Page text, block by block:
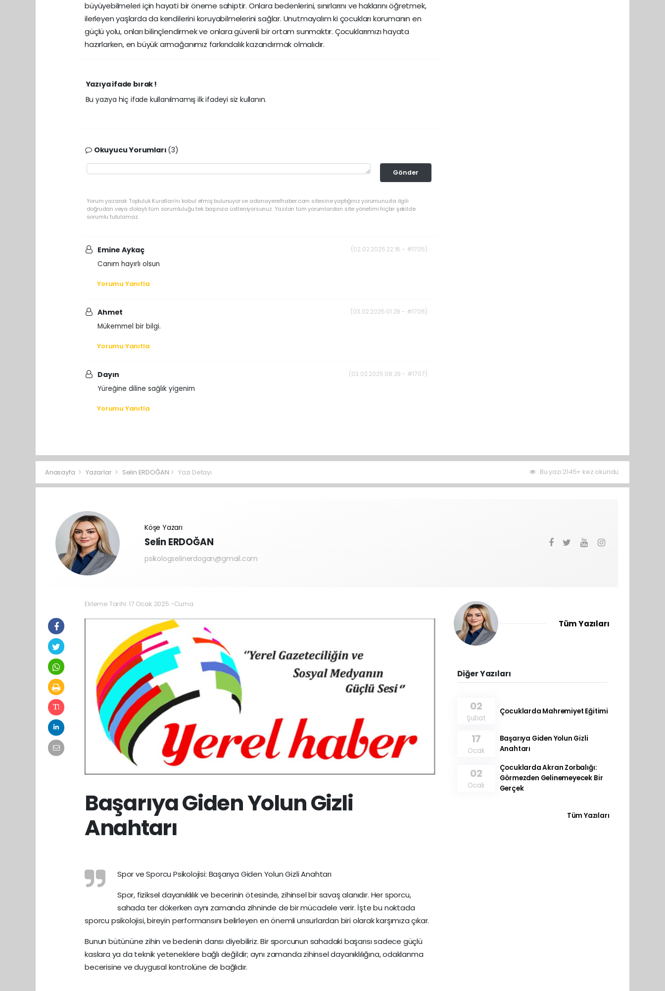
büyüyebilmeleri için hayati bir öneme sahiptir. Onlara bedenlerini, sınırlarını ve haklarını öğretmek,
ilerleyen yaşlarda da kendilerini koruyabilmelerini sağlar. Unutmayalım ki çocukları korumanın en
güçlü yolu, onları bilinçlendirmek ve onlara güvenli bir ortam sunmaktır. Çocuklarımızı hayata
hazırlarken, en büyük armağanımız farkındalık kazandırmak olmalıdır.
Yazıya ifade bırak !
Bu yazıya hiç ifade kullanılmamış ilk ifadeyi siz kullanın.
Okuyucu Yorumları (3)
Gönder
Yorum yazarak Topluluk Kuralları’nı kabul etmiş bulunuyor ve adanayerelhaber.com sitesine yaptığınız yorumunuzla ilgili
doğrudan veya dolaylı tüm sorumluluğu tek başınıza üstleniyorsunuz. Yazılan tüm yorumlardan site yönetimi hiçbir şekilde
sorumlu tutulamaz.
Emine Aykaç (02.02.2025 22:16 - #1705)
Canım hayırlı olsun
Yorumu Yanıtla
Ahmet (03.02.2025 01:29 - #1706)
Mükemmel bir bilgi.
Yorumu Yanıtla
Dayın (03.02.2025 08:29 - #1707)
Yüreğine diline sağlık yigenim
Yorumu Yanıtla
Anasayfa Yazarlar Selin ERDOĞAN Yazı Detayı Bu yazı 2145+ kez okundu.
Köşe Yazarı
Selin ERDOĞAN
psikologselinerdogan@gmail.com
Ekleme Tarihi: 17 Ocak 2025 -Cuma
Başarıya Giden Yolun Gizli
Anahtarı
Spor ve Sporcu Psikolojisi: Başarıya Giden Yolun Gizli Anahtarı
Spor, fiziksel dayanıklılık ve becerinin ötesinde, zihinsel bir savaş alanıdır. Her sporcu,
sahada ter dökerken aynı zamanda zihninde de bir mücadele verir. İşte bu noktada
sporcu psikolojisi, bireyin performansını belirleyen en önemli unsurlardan biri olarak karşımıza çıkar.
Bunun bütününe zihin ve bedenin dansı diyebiliriz. Bir sporcunun sahadaki başarısı sadece güçlü
kaslara ya da teknik yeteneklere bağlı değildir; aynı zamanda zihinsel dayanıklılığına, odaklanma
becerisine ve duygusal kontrolüne de bağlıdır.
Tüm Yazıları
Diğer Yazıları
02
Şubat
Çocuklarda Mahremiyet Eğitimi
17
Ocak
Başarıya Giden Yolun Gizli
Anahtarı
02
Ocak
Çocuklarda Akran Zorbalığı:
Görmezden Gelinemeyecek Bir
Gerçek
Tüm Yazıları